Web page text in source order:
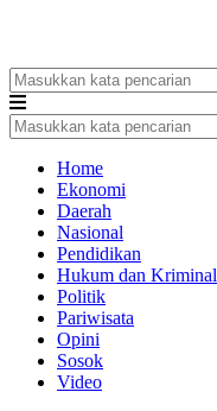
Home
Ekonomi
Daerah
Nasional
Pendidikan
Hukum dan Kriminal
Politik
Pariwisata
Opini
Sosok
Video